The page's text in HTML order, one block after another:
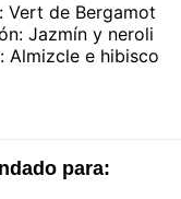
Vert de Bergamot
Jazmín y neroli
Almizcle e hibisco
para: